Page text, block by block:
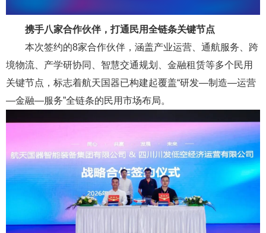
携手八家合作伙伴，打通民用全链条关键节点
本次签约的8家合作伙伴，涵盖产业运营、通航服务、跨
境物流、产学研协同、智慧交通规划、金融租赁等多个民用
关键节点，标志着航天国器已构建起覆盖“研发—制造—运营
—金融—服务”全链条的民用市场布局。